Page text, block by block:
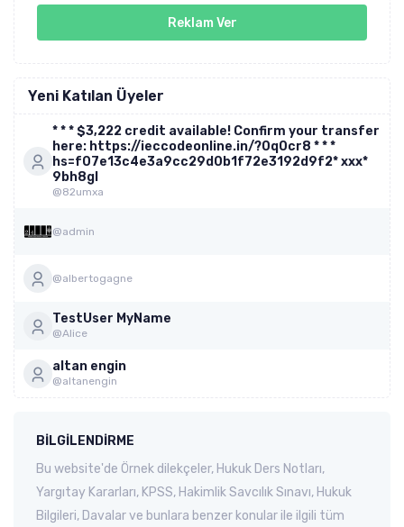
Reklam Ver
Yeni Katılan Üyeler
* * * $3,222 credit available! Confirm your transfer
here: https://ieccodeonline.in/?0q0cr8 * * *
hs=f07e13c4e3a9cc29d0b1f72e3192d9f2* ххх*
9bh8gl
@82umxa
@admin
@albertogagne
TestUser MyName
@Alice
altan engin
@altanengin
BILGILENDIRME
Bu website'de Örnek dilekçeler, Hukuk Ders Notları,
Yargıtay Kararları, KPSS, Hakimlik Savcılık Sınavı, Hukuk
Bilgileri, Davalar ve bunlara benzer konular ile ilgili tüm